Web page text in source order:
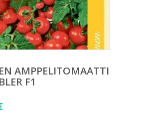
AMPPELITOMAATTI
F1